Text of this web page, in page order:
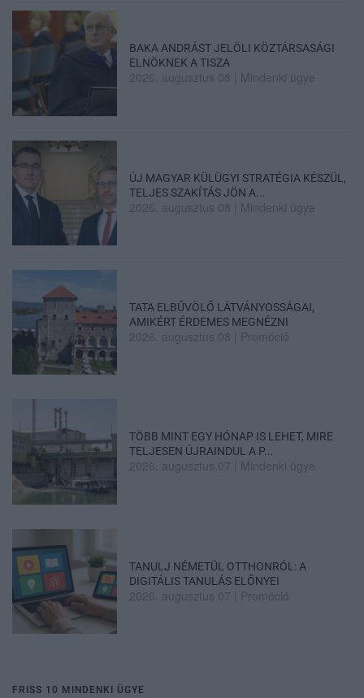
BAKA ANDRÁST JELÖLI KÖZTÁRSASÁGI
ELNÖKNEK A TISZA
2026. augusztus 08 Mindenki ügye
ÚJ MAGYAR KÜLÜGYI STRATÉGIA KÉSZÜL,
TELJES SZAKÍTÁS JÖN A...
2026. augusztus 08 Mindenki ügye
TATA ELBŰVÖLŐ LÁTVÁNYOSSÁGAI,
AMIKÉRT ÉRDEMES MEGNÉZNI
2026. augusztus 08 Promóció
TÖBB MINT EGY HÓNAP IS LEHET, MIRE
TELJESEN ÚJRAINDUL A P...
2026. augusztus 07 Mindenki ügye
TANULJ NÉMETÜL OTTHONRÓL: A
DIGITÁLIS TANULÁS ELŐNYEI
2026. augusztus 07 Promóció
FRISS 10 MINDENKI ÜGYE